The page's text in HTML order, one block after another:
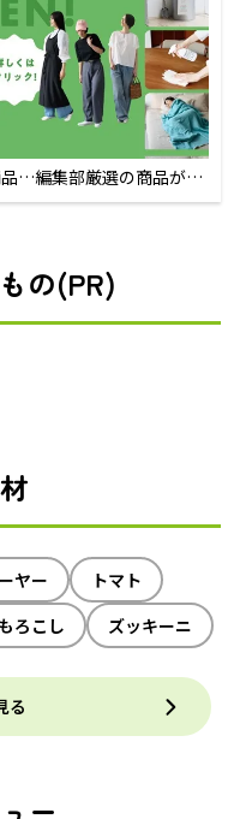
…編集部厳選の商品が買
の(PR)
ヤー
トマト
ろこし ズッキーニ
る